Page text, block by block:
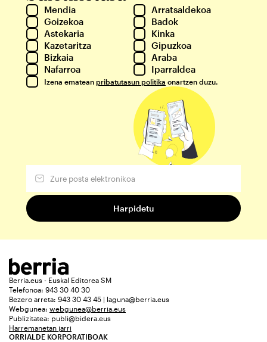
Mendia
Arratsaldekoa
Goizekoa
Badok
Astekaria
Kinka
Kazetaritza
Gipuzkoa
Bizkaia
Araba
Nafarroa
Iparraldea
Izena ematean pribatutasun politika onartzen duzu.
Berria.eus - Euskal Editorea SM
Telefonoa: 943 30 40 30
Bezero arreta: 943 30 43 45 | laguna@berria.eus
Webgunea: webgunea@berria.eus
Publizitatea: publi@bidera.eus
Harremanetan jarri
ORRIALDE KORPORATIBOAK